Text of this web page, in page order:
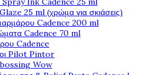
25 ml (χρώμα για σκιάσεις)
Cadence 200 ml
Cadence 70 ml
Cadence
Pilot Pintor
Wow